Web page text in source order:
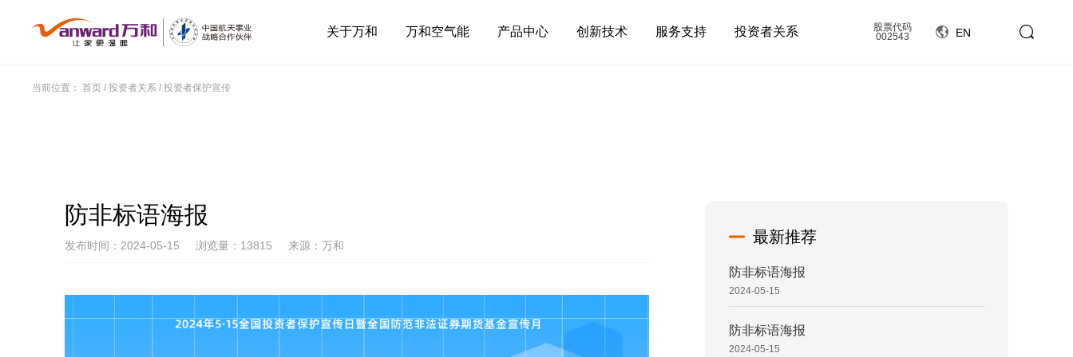
关于万和 万和空气能 产品中心 创新技术 服务支持 投资者关系
股票代码
002543
EN
当前位置：首页 /投资者关系 /投资者保护宣传
防非标语海报
发布时间：2024-05-15 浏览量：13815 来源：万和 最新推荐
防非标语海报
2024-05-15
防非标语海报
2024-05-15